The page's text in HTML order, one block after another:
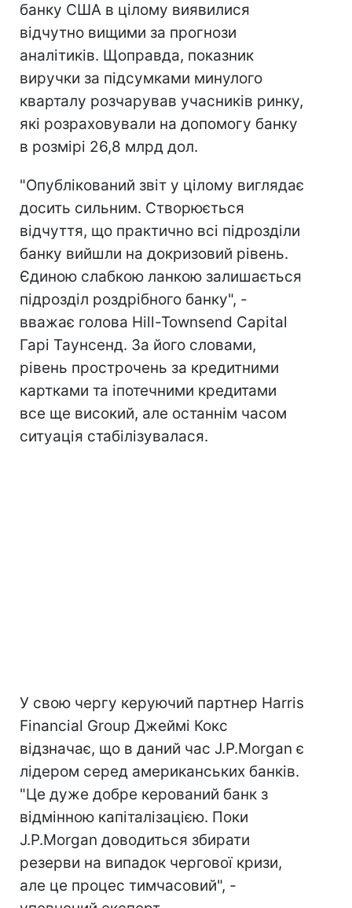
банку США в цілому виявилися
відчутно вищими за прогнози
аналітиків. Щоправда, показник
виручки за підсумками минулого
кварталу розчарував учасників ринку,
які розраховували на допомогу банку
в розмірі 26,8 млрд дол.
"Опублікований звіт у цілому виглядає
досить сильним. Створюється
відчуття, що практично всі підрозділи
банку вийшли на докризовий рівень.
Єдиною слабкою ланкою залишається
підрозділ роздрібного банку", -
вважає голова Hill-Townsend Capital
Гарі Таунсенд. За його словами,
рівень прострочень за кредитними
картками та іпотечними кредитами
все ще високий, але останнім часом
ситуація стабілізувалася.
У свою чергу керуючий партнер Harris
Financial Group Джеймі Кокс
відзначає, що в даний час J.P.Morgan є
лідером серед американських банків.
"Це дуже добре керований банк з
відмінною капіталізацією. Поки
J.P.Morgan доводиться збирати
резерви на випадок чергової кризи,
але це процес тимчасовий", -